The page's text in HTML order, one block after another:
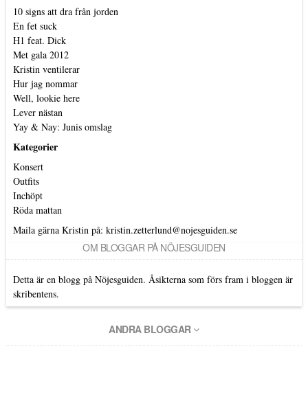
10 signs att dra från jorden
En fet suck
H1 feat. Dick
Met gala 2012
Kristin ventilerar
Hur jag nommar
Well, lookie here
Lever nästan
Yay & Nay: Junis omslag
Kategorier
Konsert
Outfits
Inchöpt
Röda mattan
Maila gärna Kristin på: kristin.zetterlund@nojesguiden.se
OM BLOGGAR PÅ NÖJESGUIDEN
Detta är en blogg på Nöjesguiden. Åsikterna som förs fram i bloggen är
skribentens.
ANDRA BLOGGAR